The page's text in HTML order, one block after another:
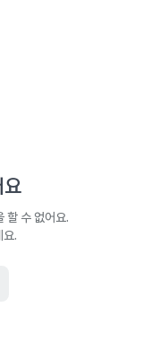
요
할 수 없어요.
요.